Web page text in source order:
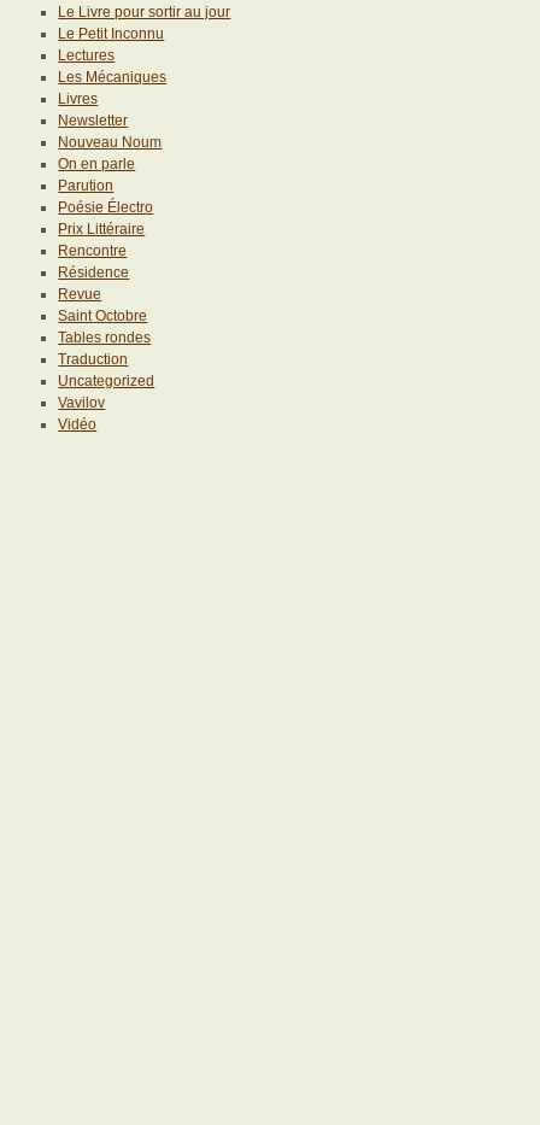
Le Livre pour sortir au jour
Le Petit Inconnu
Lectures
Les Mécaniques
Livres
Newsletter
Nouveau Noum
On en parle
Parution
Poésie Électro
Prix Littéraire
Rencontre
Résidence
Revue
Saint Octobre
Tables rondes
Traduction
Uncategorized
Vavilov
Vidéo